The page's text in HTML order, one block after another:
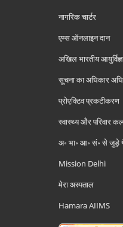
नागरिक चार्टर
एम्स ऑनलाइन दान
अखिल भारतीय
सूचना का अधिकार
प्रोएक्टिव प्रकटीकरण
स्वास्थ्य और परिवार
अ॰ भा॰ आ॰ सं॰ से जुड़े
Mission Delhi
मेरा अस्पताल
Hamara AIIMS